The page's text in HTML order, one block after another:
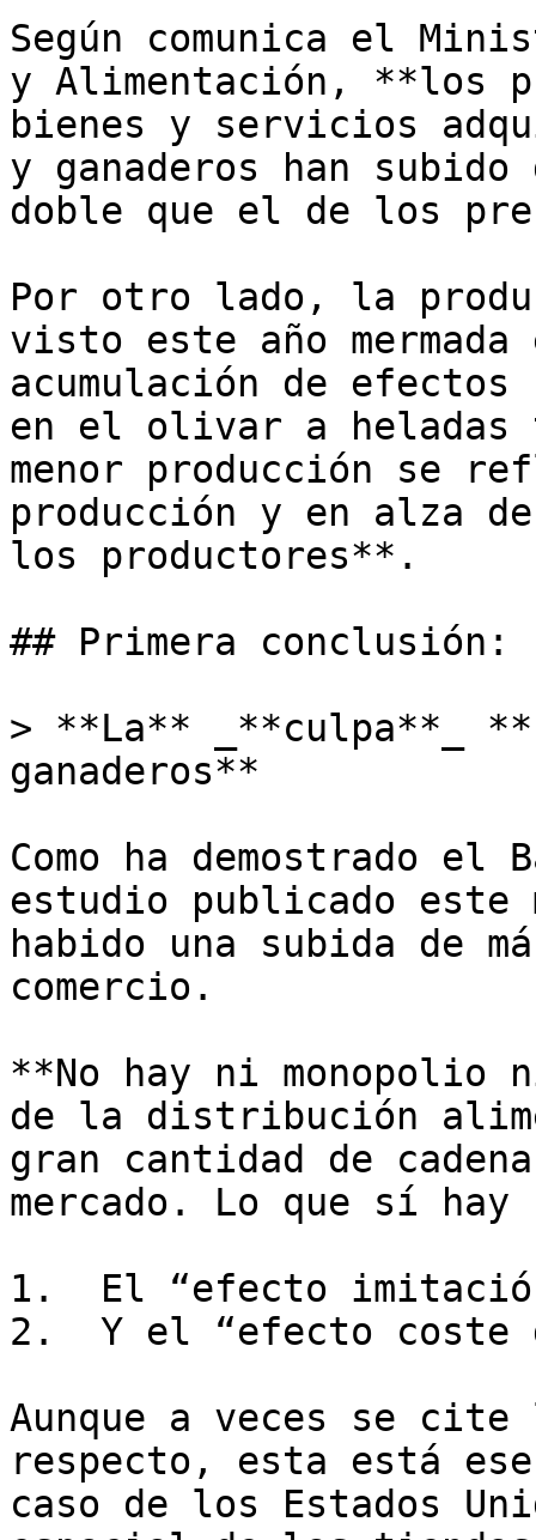
Según comunica el
y Alimentación, **los
bienes y servicios
y ganaderos han
doble que el de los
Por otro lado, la
visto este año mermada
acumulación de
en el olivar a
menor producción se
producción y en alza
los productores**.
## Primera conclusión:
> **La** _**culpa**_
ganaderos**
Como ha demostrado el
estudio publicado este
habido una subida de
comercio.
**No hay ni
de la distribución
gran cantidad de
mercado. Lo que sí hay
1.  El “efecto
2.  Y el “efecto coste
Aunque a veces se
respecto, esta está
caso de los Estados